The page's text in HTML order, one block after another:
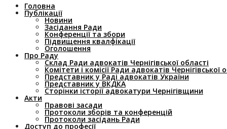
Головна
Публікації
Новини
Засідання Ради
Конференції та збори
Підвищення квалфікації
Оголошення
Про Раду
Склад Ради адвокатів Чернігівської області
Комітети і комісії Ради адвокатів Чернігівської
Представник у Раді адвокатів України
Представник у ВКДКА
Сторінки історії адвокатури Чернігівщини
Акти
Правові засади
Протоколи зборів та конференцій
Протоколи засідань Ради
Доступ до професії